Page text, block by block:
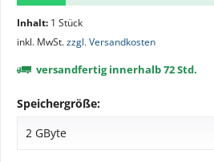
Inhalt: 1 Stück
inkl. MwSt.zzgl. Versandkosten
versandfertig innerhalb 72 Std.
Speichergröße: